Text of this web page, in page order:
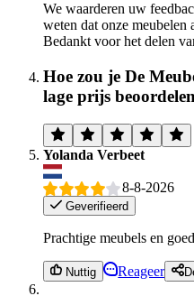
We waarderen uw
weten dat onze
Bedankt voor het delen
Hoe zou je De
lage prijs
Yolanda Verbeet
8-8-2026
Geverifieerd
Prachtige meubels en
Nuttig Reageer